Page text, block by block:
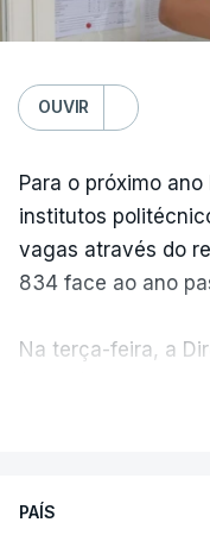
OUVIR
Para o próximo
institutos
vagas através do
834 face ao ano
Na terça-feira, a
No primeiro dia do
PAÍS